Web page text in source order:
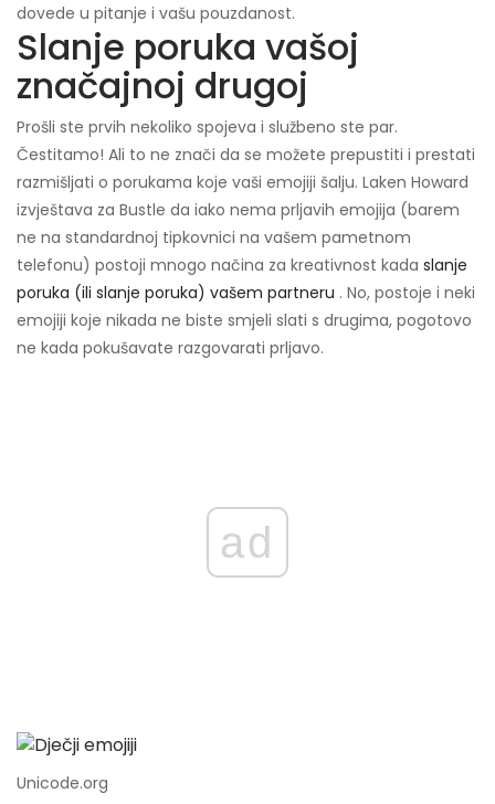
dovede u pitanje i vašu pouzdanost.
Slanje poruka vašoj
značajnoj drugoj
Prošli ste prvih nekoliko spojeva i službeno ste par.
Čestitamo! Ali to ne znači da se možete prepustiti i prestati
razmišljati o porukama koje vaši emojiji šalju. Laken Howard
izvještava za Bustle da iako nema prljavih emojija (barem
ne na standardnoj tipkovnici na vašem pametnom
telefonu) postoji mnogo načina za kreativnost kada slanje
poruka (ili slanje poruka) vašem partneru . No, postoje i neki
emojiji koje nikada ne biste smjeli slati s drugima, pogotovo
ne kada pokušavate razgovarati prljavo.
ad
Unicode.org